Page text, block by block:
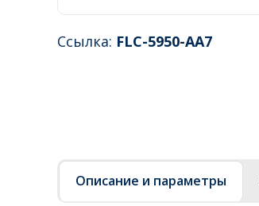
Ссылка: FLC-5950-AA7
Описание и параметры